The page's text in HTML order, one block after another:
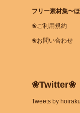
フリー素材集〜
❀ご利用規約
❀お問い合わせ
❀Twitter❀
Tweets by hoiraku